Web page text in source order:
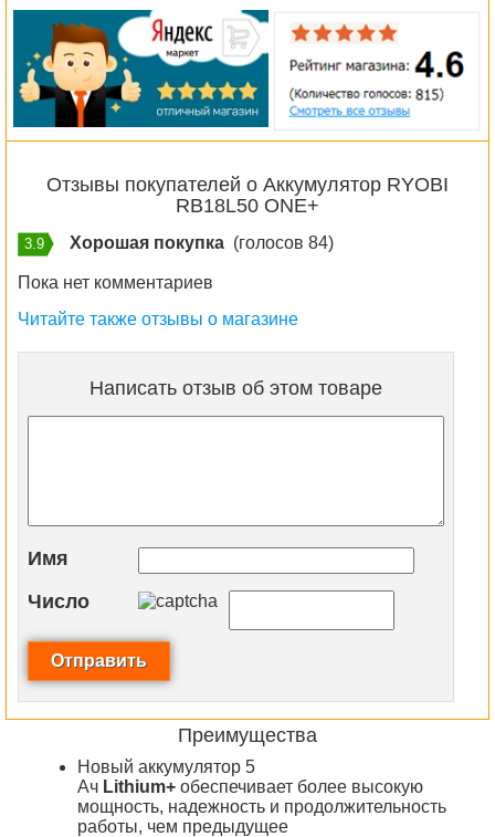
Отзывы покупателей о Аккумулятор RYOBI
RB18L50 ONE+
3.9 Хорошая покупка (голосов 84)
Пока нет комментариев
Читайте также отзывы о магазине
Написать отзыв об этом товаре
Имя
Число
Преимущества
Новый аккумулятор 5
Ач Lithium+ обеспечивает более высокую
мощность, надежность и продолжительность
работы, чем предыдущее